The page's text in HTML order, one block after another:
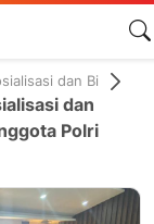
dan Bi
dan
Polri